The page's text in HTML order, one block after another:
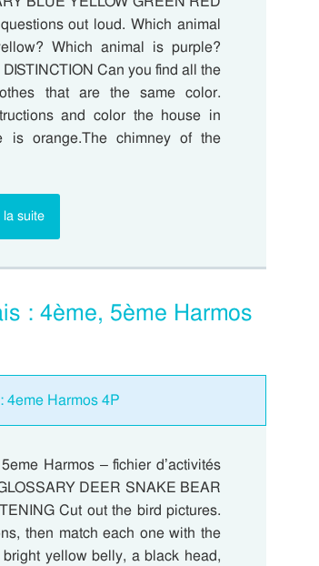
out loud. Which animal
Which animal is purple?
Can you find all the
that are the same color.
and color the house in
is orange.The chimney of the
la suite
: 4ème, 5ème Harmos
4eme Harmos 4P
Harmos – fichier d’activités
DEER SNAKE BEAR
Cut out the bird pictures.
then match each one with the
yellow belly, a black head,